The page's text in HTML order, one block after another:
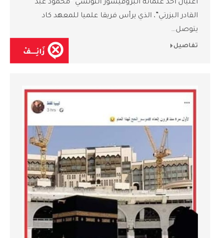
اغتيال أحد علمائه البروفيسور التونسي “محمود عبد
القادر البزرتي”، الذي يرأس فريقا علميا للمعهد كاد
يتوصل…
تفاصيل